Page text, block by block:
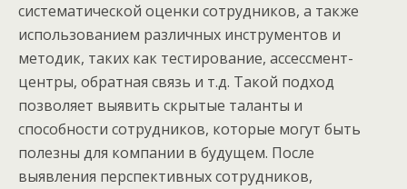
систематической оценки сотрудников, а также
использованием различных инструментов и
методик, таких как тестирование, ассессмент-
центры, обратная связь и т.д. Такой подход
позволяет выявить скрытые таланты и
способности сотрудников, которые могут быть
полезны для компании в будущем. После
выявления перспективных сотрудников,